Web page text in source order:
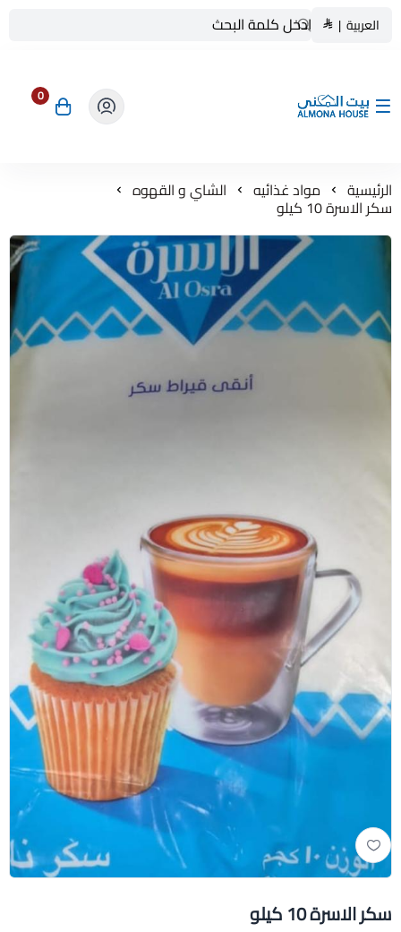
العربية |
بيت المنى ALMONA HOUSE
0
الرئيسية مواد غذائيه الشاي و القهوه
سكر الاسرة 10 كيلو
سكر الاسرة 10 كيلو